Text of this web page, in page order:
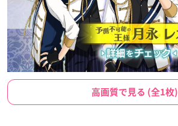
高画質で見る (全1枚)